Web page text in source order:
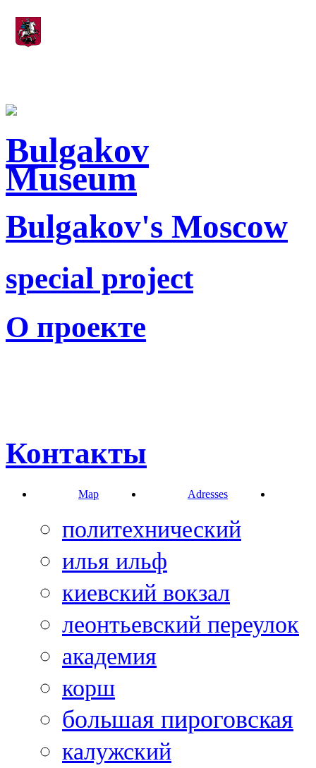
Bulgakov
Museum
Bulgakov's Moscow
special project
О проекте
Контакты
Map Adresses
политехнический
илья ильф
киевский вокзал
леонтьевский переулок
академия
корш
большая пироговская
калужский